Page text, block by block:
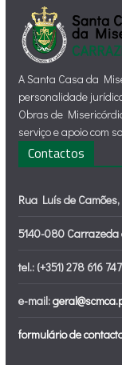
A Santa Casa da
personalidade
Obras de
serviço e apoio com
Contactos
Rua Luís de Camões,
5140-080 Carrazeda
tel.: (+351) 278 616 747
e-mail:
formulário de